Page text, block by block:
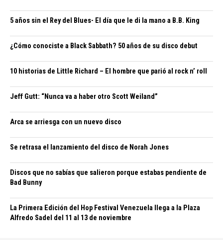
5 años sin el Rey del Blues- El día que le di la mano a B.B. King
¿Cómo conociste a Black Sabbath? 50 años de su disco debut
10 historias de Little Richard – El hombre que parió al rock n’ roll
Jeff Gutt: “Nunca va a haber otro Scott Weiland”
Arca se arriesga con un nuevo disco
Se retrasa el lanzamiento del disco de Norah Jones
Discos que no sabías que salieron porque estabas pendiente de
Bad Bunny
La Primera Edición del Hop Festival Venezuela llega a la Plaza
Alfredo Sadel del 11 al 13 de noviembre